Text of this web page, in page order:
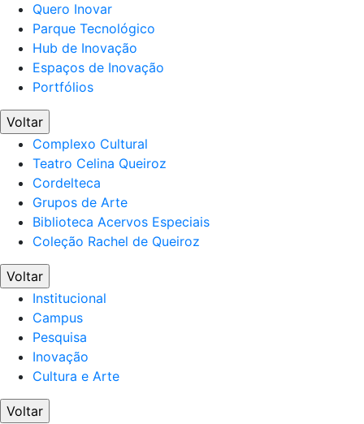
Quero Inovar
Parque Tecnológico
Hub de Inovação
Espaços de Inovação
Portfólios
Voltar
Complexo Cultural
Teatro Celina Queiroz
Cordelteca
Grupos de Arte
Biblioteca Acervos Especiais
Coleção Rachel de Queiroz
Voltar
Institucional
Campus
Pesquisa
Inovação
Cultura e Arte
Voltar